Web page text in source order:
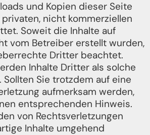
und Kopien dieser Seite
nicht kommerziellen
Soweit die Inhalte auf
vom Betreiber erstellt wurden,
Dritter beachtet.
Inhalte Dritter als solche
Sollten Sie trotzdem auf eine
aufmerksam werden,
entsprechenden Hinweis.
von Rechtsverletzungen
Inhalte umgehend